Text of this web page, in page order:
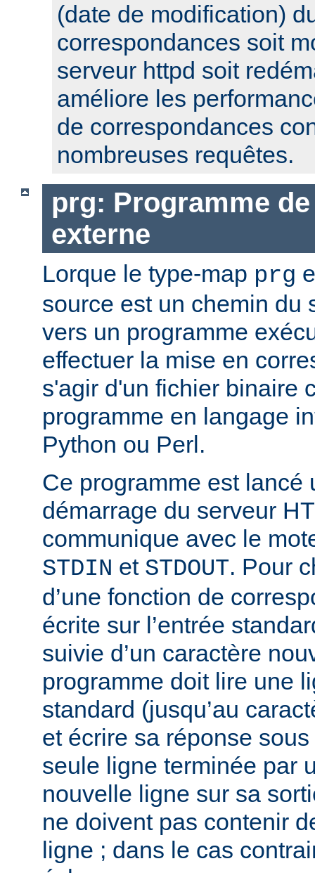
(date de modification)
correspondances soit
serveur httpd soit
améliore les
de correspondances
nombreuses requêtes.
prg: Programme
externe
Lorque le type-map prg
source est un chemin du
vers un programme
effectuer la mise en
s'agir d'un fichier binaire
programme en langage
Python ou Perl.
Ce programme est lancé
démarrage du serveur
communique avec le
STDIN et STDOUT. Pour
d’une fonction de
écrite sur l’entrée
suivie d’un caractère
programme doit lire une
standard (jusqu’au
et écrire sa réponse sous
seule ligne terminée par
nouvelle ligne sur sa
ne doivent pas contenir
ligne ; dans le cas